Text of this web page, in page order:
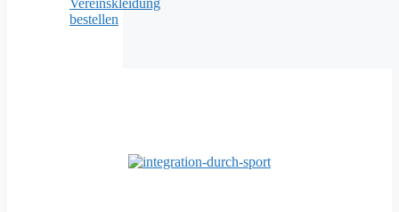
Vereinskleidung
bestellen